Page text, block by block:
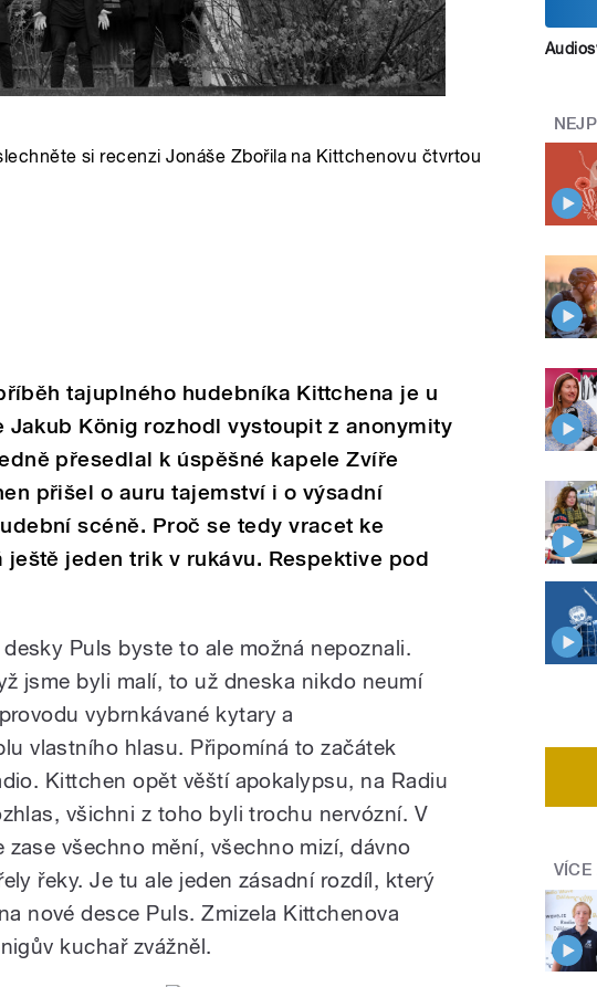
si recenzi Jonáše Zbořila na Kittchenovu čtvrtou
tajuplného hudebníka Kittchena je u
Jakub König rozhodl vystoupit z anonymity
přesedlal k úspěšné kapele Zvíře
přišel o auru tajemství i o výsadní
scéně. Proč se tedy vracet ke
ještě jeden trik v rukávu. Respektive pod
Puls byste to ale možná nepoznali.
jsme byli malí, to už dneska nikdo neumí
vybrnkávané kytary a
vlastního hlasu. Připomíná to začátek
Kittchen opět věští apokalypsu, na Radiu
všichni z toho byli trochu nervózní. V
zase všechno mění, všechno mizí, dávno
řeky. Je tu ale jeden zásadní rozdíl, který
nové desce Puls. Zmizela Kittchenova
kuchař zvážněl.
VÍCE